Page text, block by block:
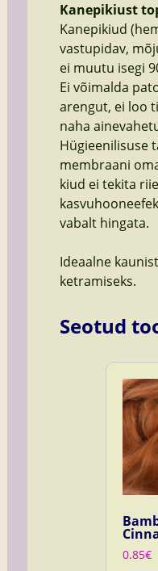
Kanepikiust
Kanepikiud
vastupidav,
ei muutu isegi
Ei võimalda
arengut, ei loo
naha
Hügieenilisuse
membraani
kiud ei tekita
vabalt hingata.
Ideaalne
ketramiseks.
Seotud
0.85€